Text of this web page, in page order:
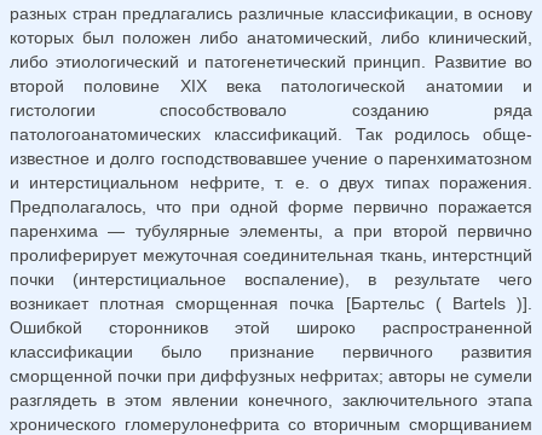
разных стран предлагались различные классификации, в основу
которых был положен либо анатомический, либо клинический,
либо этиологический и патогенетический принцип. Развитие во
второй половине XIX века патологической анатомии и
гистологии способствовало созданию ряда
патологоанатомических классификаций. Так родилось обще­
известное и долго господствовавшее учение о паренхиматозном
и интерстициальном нефрите, т. е. о двух типах поражения.
Предполагалось, что при одной форме первично поражается
паренхима — тубулярные элементы, а при второй первично
пролиферирует межуточная соединительная ткань, интерстнций
почки (интерстициальное воспаление), в результате чего
возникает плотная сморщенная почка [Бартельс ( Bartels )].
Ошибкой сторонников этой широко распространенной
классификации было признание первичного развития
сморщенной почки при диффузных нефритах; авторы не сумели
разглядеть в этом явлении конечного, заключи­тельного этапа
хронического гломерулонефрита со вторичным сморщиванием